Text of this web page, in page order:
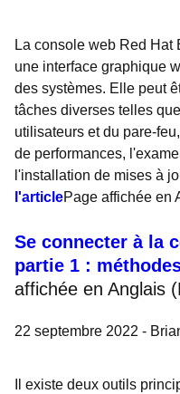
La console web Red Hat
une interface graphique
des systèmes. Elle peut
tâches diverses telles
utilisateurs et du pare-
de performances,
l'installation de mises à
l'articlePage affichée en
Se connecter à la
partie 1 :
affichée en Anglais
22 septembre 2022 -
Il existe deux outils